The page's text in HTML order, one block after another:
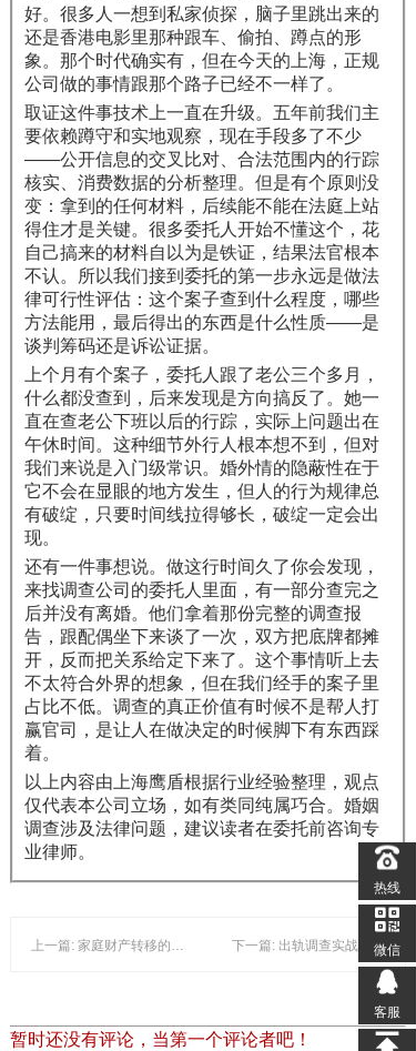
好。很多人一想到私家侦探，脑子里跳出来的
还是香港电影里那种跟车、偷拍、蹲点的形
象。那个时代确实有，但在今天的上海，正规
公司做的事情跟那个路子已经不一样了。
取证这件事技术上一直在升级。五年前我们主
要依赖蹲守和实地观察，现在手段多了不少
——公开信息的交叉比对、合法范围内的行踪
核实、消费数据的分析整理。但是有个原则没
变：拿到的任何材料，后续能不能在法庭上站
得住才是关键。很多委托人开始不懂这个，花
自己搞来的材料自以为是铁证，结果法官根本
不认。所以我们接到委托的第一步永远是做法
律可行性评估：这个案子查到什么程度，哪些
方法能用，最后得出的东西是什么性质——是
谈判筹码还是诉讼证据。
上个月有个案子，委托人跟了老公三个多月，
什么都没查到，后来发现是方向搞反了。她一
直在查老公下班以后的行踪，实际上问题出在
午休时间。这种细节外行人根本想不到，但对
我们来说是入门级常识。婚外情的隐蔽性在于
它不会在显眼的地方发生，但人的行为规律总
有破绽，只要时间线拉得够长，破绽一定会出
现。
还有一件事想说。做这行时间久了你会发现，
来找调查公司的委托人里面，有一部分查完之
后并没有离婚。他们拿着那份完整的调查报
告，跟配偶坐下来谈了一次，双方把底牌都摊
开，反而把关系给定下来了。这个事情听上去
不太符合外界的想象，但在我们经手的案子里
占比不低。调查的真正价值有时候不是帮人打
赢官司，是让人在做决定的时候脚下有东西踩
着。
以上内容由上海鹰盾根据行业经验整理，观点
仅代表本公司立场，如有类同纯属巧合。婚姻
调查涉及法律问题，建议读者在委托前咨询专
业律师。
上一篇: 家庭财产转移的深度取证：从发现线索到构建完整 下一篇: 出轨调查实战中目标反侦察的应对方法
暂时还没有评论，当第一个评论者吧！
热线
微信
客服